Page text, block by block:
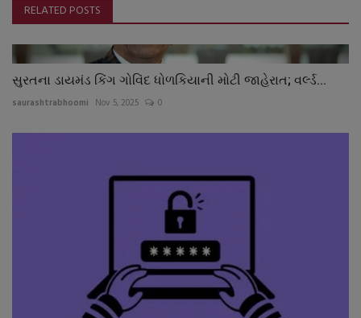
RELATED POSTS
સુરતના ડાયમંડ કિંગ ગોવિંદ ધોળકિયાની મોટી જાહેરાત; વર્લ્ડ...
saurashtrabhoomi Nov 5, 2025 0